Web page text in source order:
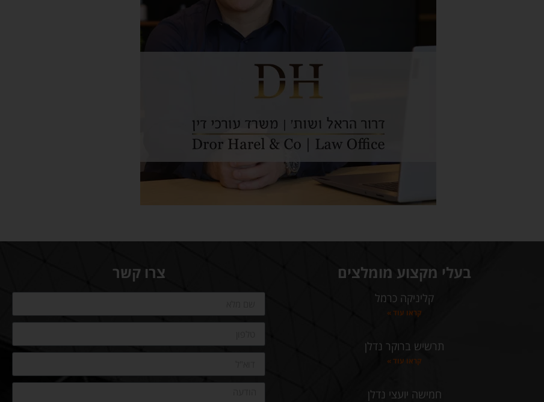
בעלי מקצוע מומלצים
קליניקה כרמל
קראו עוד »
תרשיש ברוקר נדלן
קראו עוד »
חמישה יועצי נדלן
צרו קשר